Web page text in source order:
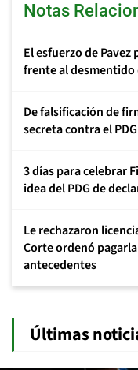
Notas
El esfuerzo de
frente al
De falsificación de
secreta contra el
3 días para celebrar
idea del PDG de
Le rechazaron
Corte ordenó
antecedentes
Últimas